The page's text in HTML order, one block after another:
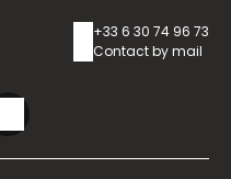
+33 6 30 74 96 73
Contact by mail